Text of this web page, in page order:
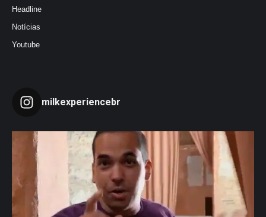
Headline
Notícias
Youtube
milkexperiencebr